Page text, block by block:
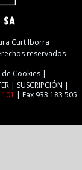
Curt Iborra
reservados
Cookies
SUSCRIPCIÓN
| Fax 933 183 505